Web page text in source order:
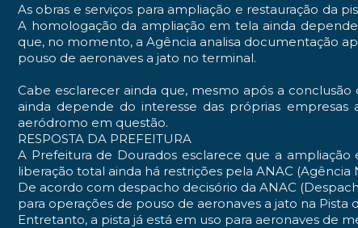
As obras e serviços para ampliação e restauração da
A homologação da ampliação em tela ainda
que, no momento, a Agência analisa documentação
pouso de aeronaves a jato no terminal.
Cabe esclarecer ainda que, mesmo após a
ainda depende do interesse das próprias
aeródromo em questão.
RESPOSTA DA PREFEITURA
A Prefeitura de Dourados esclarece que a
liberação total ainda há restrições pela ANAC (Agência
De acordo com despacho decisório da ANAC
para operações de pouso de aeronaves a jato na Pista
Entretanto, a pista já está em uso para aeronaves de